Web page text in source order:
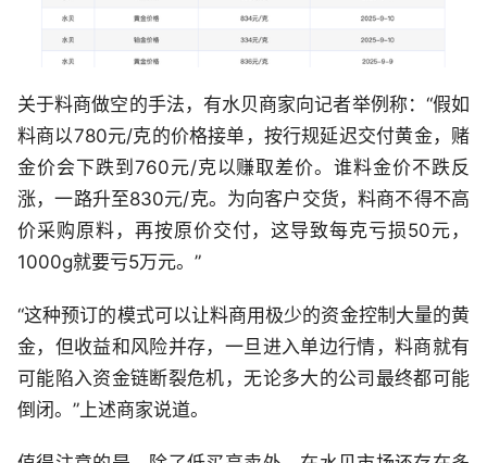
关于料商做空的手法，有水贝商家向记者举例称：“假如
料商以780元/克的价格接单，按行规延迟交付黄金，赌
金价会下跌到760元/克以赚取差价。谁料金价不跌反
涨，一路升至830元/克。为向客户交货，料商不得不高
价采购原料，再按原价交付，这导致每克亏损50元，
1000g就要亏5万元。”
“这种预订的模式可以让料商用极少的资金控制大量的黄
金，但收益和风险并存，一旦进入单边行情，料商就有
可能陷入资金链断裂危机，无论多大的公司最终都可能
倒闭。”上述商家说道。